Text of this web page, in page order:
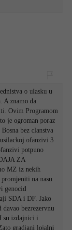
o ulasku u
A znamo da
Ovim Programom
je ogroman poraz
bez clanstva
ofanzivi 3
potpuno
ZA
MZ iz nekih
na nasu
genocid
SDA i DF. Jako
davao bezrezervnu
su izdajnici i
gradjani lojalni